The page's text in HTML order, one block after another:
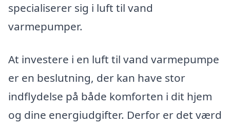
specialiserer sig i luft til vand
varmepumper.
At investere i en luft til vand varmepumpe
er en beslutning, der kan have stor
indflydelse på både komforten i dit hjem
og dine energiudgifter. Derfor er det værd